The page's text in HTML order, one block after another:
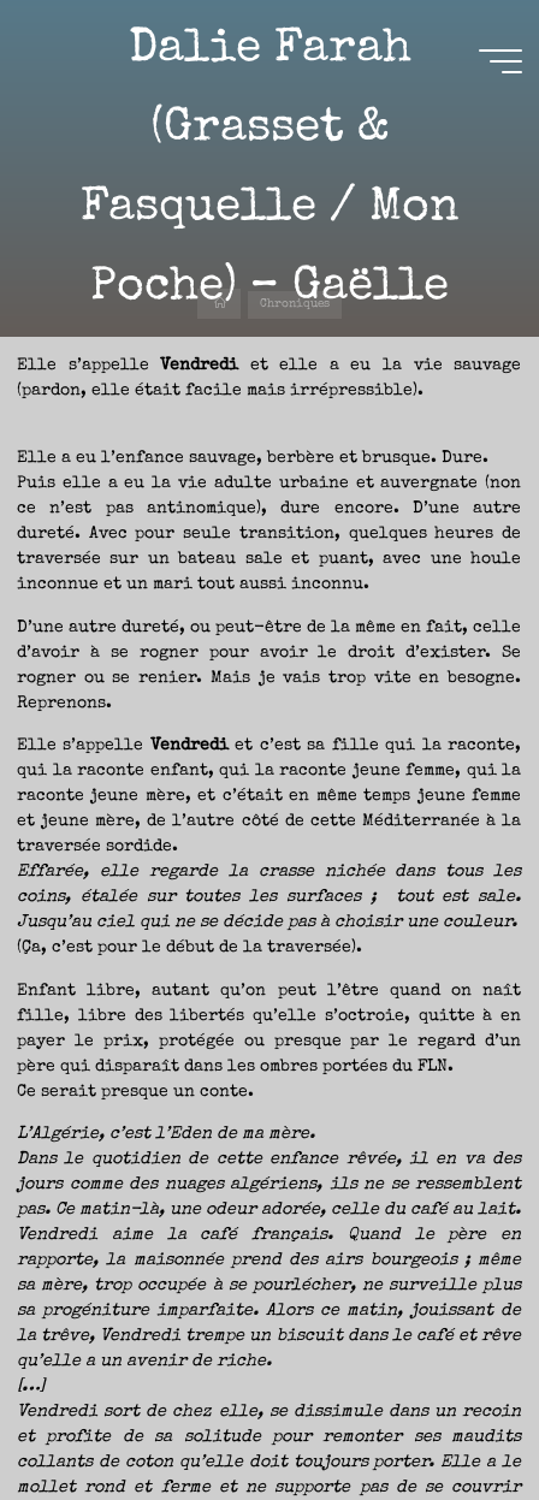
Aire(s)
Libre(s)
L’ENVIE
CURIOSITÉ
L’ORIGINE
LES
YEUX
SUR
L’ACTUALITÉ
PERMANENCE
APRÈS
LES
NOUVEAUTÉS.
LES
DE
TRAVERSE
LES
DE
DE
DONC,
MAIS
PAS
D’AUTRES
HORIZONS.
JETER
L’EAU
OU
REMETTRE
SELLE
ET
VOIR
CE
QUI
ADVIENT.
LIBRE(S),
COMMENCE
ICI.
Dalie Farah
(Grasset &
Fasquelle / Mon
Poche) – Gaëlle
28 AVRIL 2021
Nicolas
AccueilChroniques
Elle s’appelle Vendrediet elle a eu la vie sauvage
(pardon, elle était facile mais irrépressible).
Elle a eu l’enfance sauvage, berbère et brusque. Dure.
Puis elle a eu la vie adulte urbaine et auvergnate (non
ce n’est pas antinomique), dure encore. D’une autre
dureté. Avec pour seule transition, quelques heures de
traversée sur un bateau sale et puant, avec une houle
inconnue et un mari tout aussi inconnu.
D’une autre dureté, ou peut-être de la même en fait, celle
d’avoir à se rogner pour avoir le droit d’exister. Se
rogner ou se renier. Mais je vais trop vite en besogne.
Reprenons.
Elle s’appelle Vendrediet c’est sa fille qui la raconte,
qui la raconte enfant, qui la raconte jeune femme, qui la
raconte jeune mère, et c’était en même temps jeune femme
et jeune mère, de l’autre côté de cette Méditerranée à la
traversée sordide.
Effarée, elle regarde la crasse nichée dans tous les
coins, étalée sur toutes les surfaces ; tout est sale.
Jusqu’au ciel qui ne se décide pas à choisir une couleur.
(Ça, c’est pour le début de la traversée).
Enfant libre, autant qu’on peut l’être quand on naît
fille, libre des libertés qu’elle s’octroie, quitte à en
payer le prix, protégée ou presque par le regard d’un
père qui disparaît dans les ombres portées du FLN.
Ce serait presque un conte.
L’Algérie, c’est l’Eden de ma mère.
Dans le quotidien de cette enfance rêvée, il en va des
jours comme des nuages algériens, ils ne se ressemblent
pas. Ce matin-là, une odeur adorée, celle du café au lait.
Vendredi aime la café français. Quand le père en
rapporte, la maisonnée prend des airs bourgeois ; même
sa mère, trop occupée à se pourlécher, ne surveille plus
sa progéniture imparfaite. Alors ce matin, jouissant de
la trêve, Vendredi trempe un biscuit dans le café et rêve
qu’elle a un avenir de riche.
[…]
Vendredi sort de chez elle, se dissimule dans un recoin
et profite de sa solitude pour remonter ses maudits
collants de coton qu’elle doit toujours porter. Elle a le
mollet rond et ferme et ne supporte pas de se couvrir